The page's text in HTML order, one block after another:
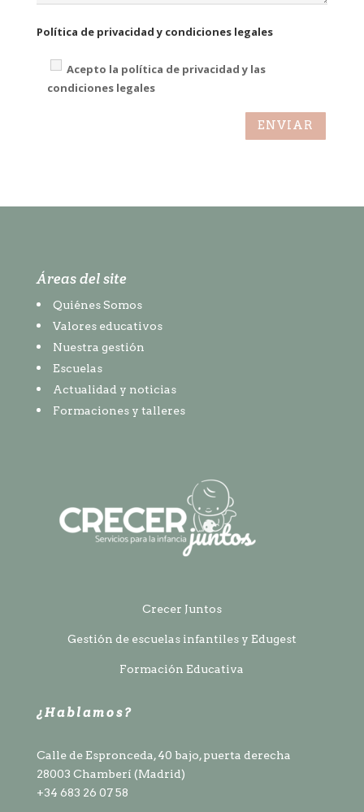
Política de privacidad y condiciones legales
Acepto la política de privacidad y las
condiciones legales
ENVIAR
Áreas del site
Quiénes Somos
Valores educativos
Nuestra gestión
Escuelas
Actualidad y noticias
Formaciones y talleres
Crecer Juntos
Gestión de escuelas infantiles y Edugest
Formación Educativa
¿Hablamos?
Calle de Espronceda, 40 bajo, puerta derecha
28003 Chamberí (Madrid)
+34 683 26 07 58